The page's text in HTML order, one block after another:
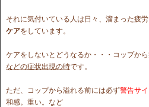
それに気付いている人は日々、溜まった疲
ケアをしています。
ケアをしないとどうなるか・・・コップか
などの症状出現の時です。
ただ、コップから溢れる前には必ず警告サ
和感。重い。など